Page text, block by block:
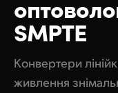
Керування
Конвертери
Finland
France
Germany
SMPTE
Конвертери
живлення